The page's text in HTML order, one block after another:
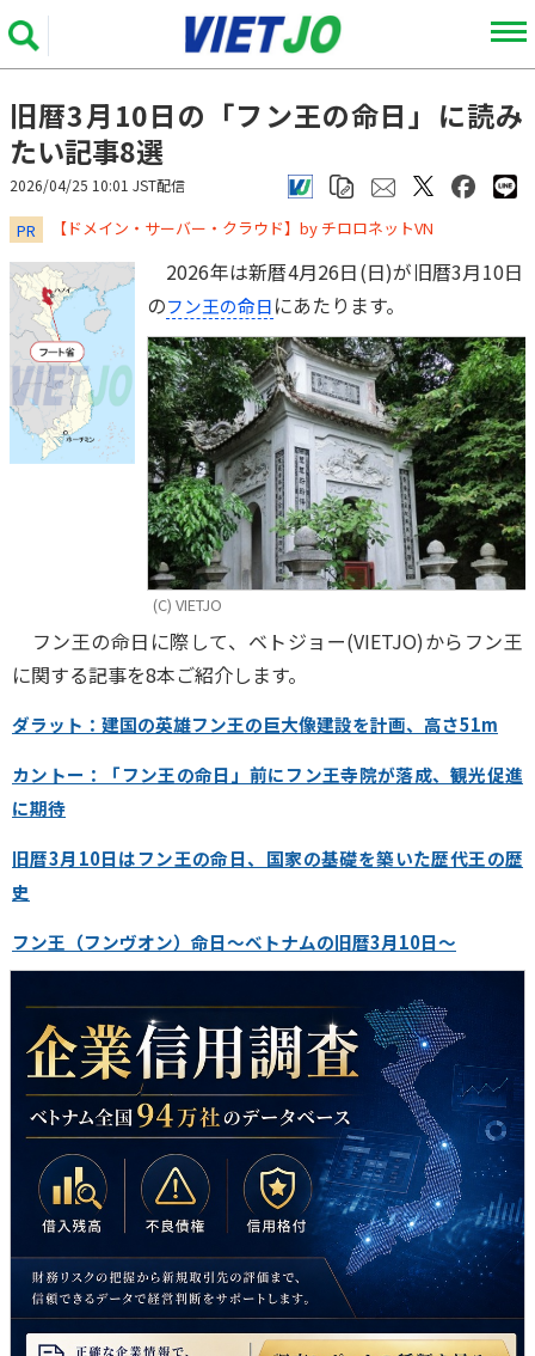
旧暦3月10日の「フン王の命日」に読み
たい記事8選
2026/04/25 10:01 JST配信
PR ​​​​​​​【ドメイン・サーバー・クラウド】by チロロネットVN
2026年は新暦4月26日(日)が旧暦3月10日
のフン王の命日にあたります。
(C) VIETJO
フン王の命日に際して、ベトジョー(VIETJO)からフン王
に関する記事を8本ご紹介します。
ダラット：建国の英雄フン王の巨大像建設を計画、高さ51m
カントー：「フン王の命日」前にフン王寺院が落成、観光促進
に期待
旧暦3月10日はフン王の命日、国家の基礎を築いた歴代王の歴
史
フン王（フンヴオン）命日～ベトナムの旧暦3月10日～